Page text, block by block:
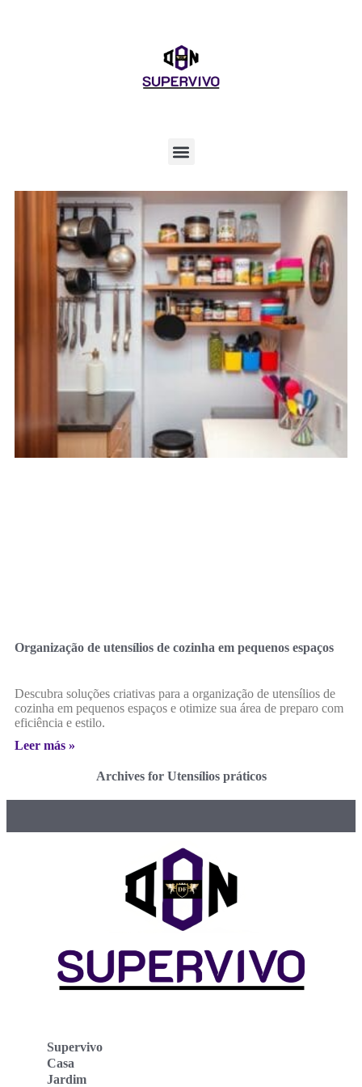
Organização de utensílios de cozinha em pequenos espaços
Descubra soluções criativas para a organização de utensílios de
cozinha em pequenos espaços e otimize sua área de preparo com
eficiência e estilo.
Leer más »
Archives for Utensílios práticos
Supervivo
Casa
Jardim